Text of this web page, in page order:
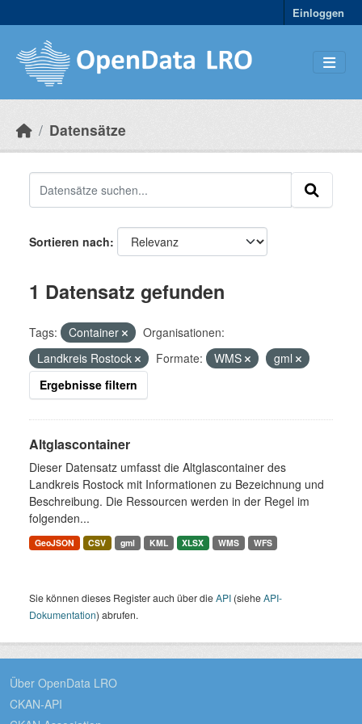
Einloggen
Datensätze
Sortieren nach
1 Datensatz gefunden
Tags: Container
Organisationen:
Landkreis Rostock
Formate: WMS
gml
Ergebnisse filtern
Altglascontainer
Dieser Datensatz umfasst die Altglascontainer des
Landkreis Rostock mit Informationen zu Bezeichnung und
Beschreibung. Die Ressourcen werden in der Regel im
folgenden...
GeoJSON CSV gml KML XLSX WMS WFS
Sie können dieses Register auch über dieAPI (sieheAPI-
Dokumentation) abrufen.
Über OpenData LRO
CKAN-API